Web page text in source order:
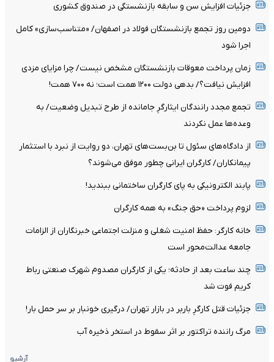
جزئیات افزایش سن و سابقه بازنشستگی در صندوق کشوری
دومین روز تجمع بازنشستگان فولاد در اصفهان/ «متناسب‌سازی» کامل
اجرا شود
زمان پرداخت معوقات بازنشستگان مشخص نیست/ چرا مزایای مزدی
افزایش نیافت؟/ بدهی دولت ۱۲۰۰ همت است؛ نه ۷۰۰ همت!
تجمع مجدد رانندگان ایثارگرِ جامانده از طرح تبدیل وضعیت/ به
وعده‌ها عمل نکردند
از دادگاه‌های سئول تا بن‌بست‌های تهران، دو روایت از نبرد با استثمار
پیمانکاران/ کارگران ایرانی چطور موفق می‌شوند؟
پابند الکترونیکی به پای کارگران ساختمانی ببندید!
لزوم پرداخت «حق جنگ» به همه کارگران
خانه کارگر: حفظ امنیت شغلی و منزلت اجتماعی خبرنگاران از الزامات
جامعه عدالت‌محور است
چند ساعت بعد از حادثه؛ یکی از کارگران مصدوم شهرک صنعتی رباط
کریم فوت شد
جزئیات قتل کارگرِ باربر در بازار تهران/ درگیری خونبار بر سر حمل بار!
مرگ راننده تراکتور بر اثر سقوط در استخر ذخیره آب
آرشیو